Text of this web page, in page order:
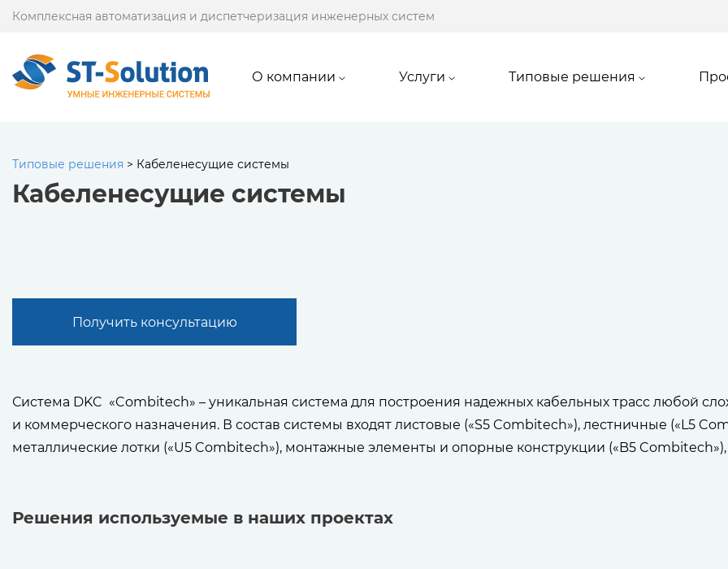
Комплексная автоматизация и диспетчеризация инженерных систем
О компании Услуги Типовые решения
Типовые решения > Кабеленесущие системы
Кабеленесущие системы
Получить консультацию
Система DKC «Combitech» – уникальная система для построения надежных кабельных трасс любой
и коммерческого назначения. В состав системы входят листовые («S5 Combitech»), лестничные («L5
металлические лотки («U5 Combitech»), монтажные элементы и опорные конструкции («B5
Решения используемые в наших проектах